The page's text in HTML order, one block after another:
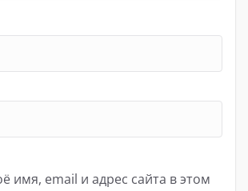
имя, email и адрес сайта в этом